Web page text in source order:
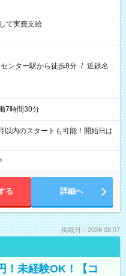
て実費支給
センター駅から徒歩8分 / 近鉄名
7時間30分
内のスタートも可能！開始日は
る 詳細へ
掲載日：2026.08.07
！未経験OK！【コ